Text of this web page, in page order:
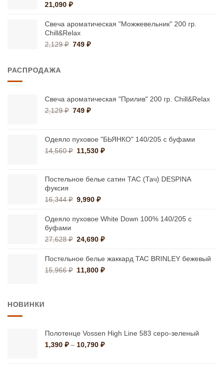
21,090 ₽
Свеча ароматическая "Можжевельник" 200 гр.
Chill&Relax
2,129₽ Первоначальная
749₽Текущая
РАСПРОДАЖА
Свеча ароматическая "Прилив" 200 гр. Chill&Relax
2,129₽ Первоначальная
2,129 ₽.
749₽Текущая
Одеяло пуховое "БЬЯНКО" 140/205 с буфами
14,560₽ Первоначальная
14,560 ₽.
11,530₽Текущая
Постельное белье сатин TAC (Тач) DESPINA
фуксия
16,344₽ Первоначальная
составляла
9,990₽Текущая
9,990 ₽.
Одеяло пуховое White Down 100% 140/205 с
буфами
27,628₽ Первоначальная
составляла
27,628 ₽.
24,690₽Текущая
24,690 ₽.
Постельное белье жаккард TAC BRINLEY бежевый
15,966₽ Первоначальная
11,800₽Текущая
НОВИНКИ
Полотенце Vossen High Line 583 серо-зеленый
1,390 ₽ – 10,790 ₽Диапазон